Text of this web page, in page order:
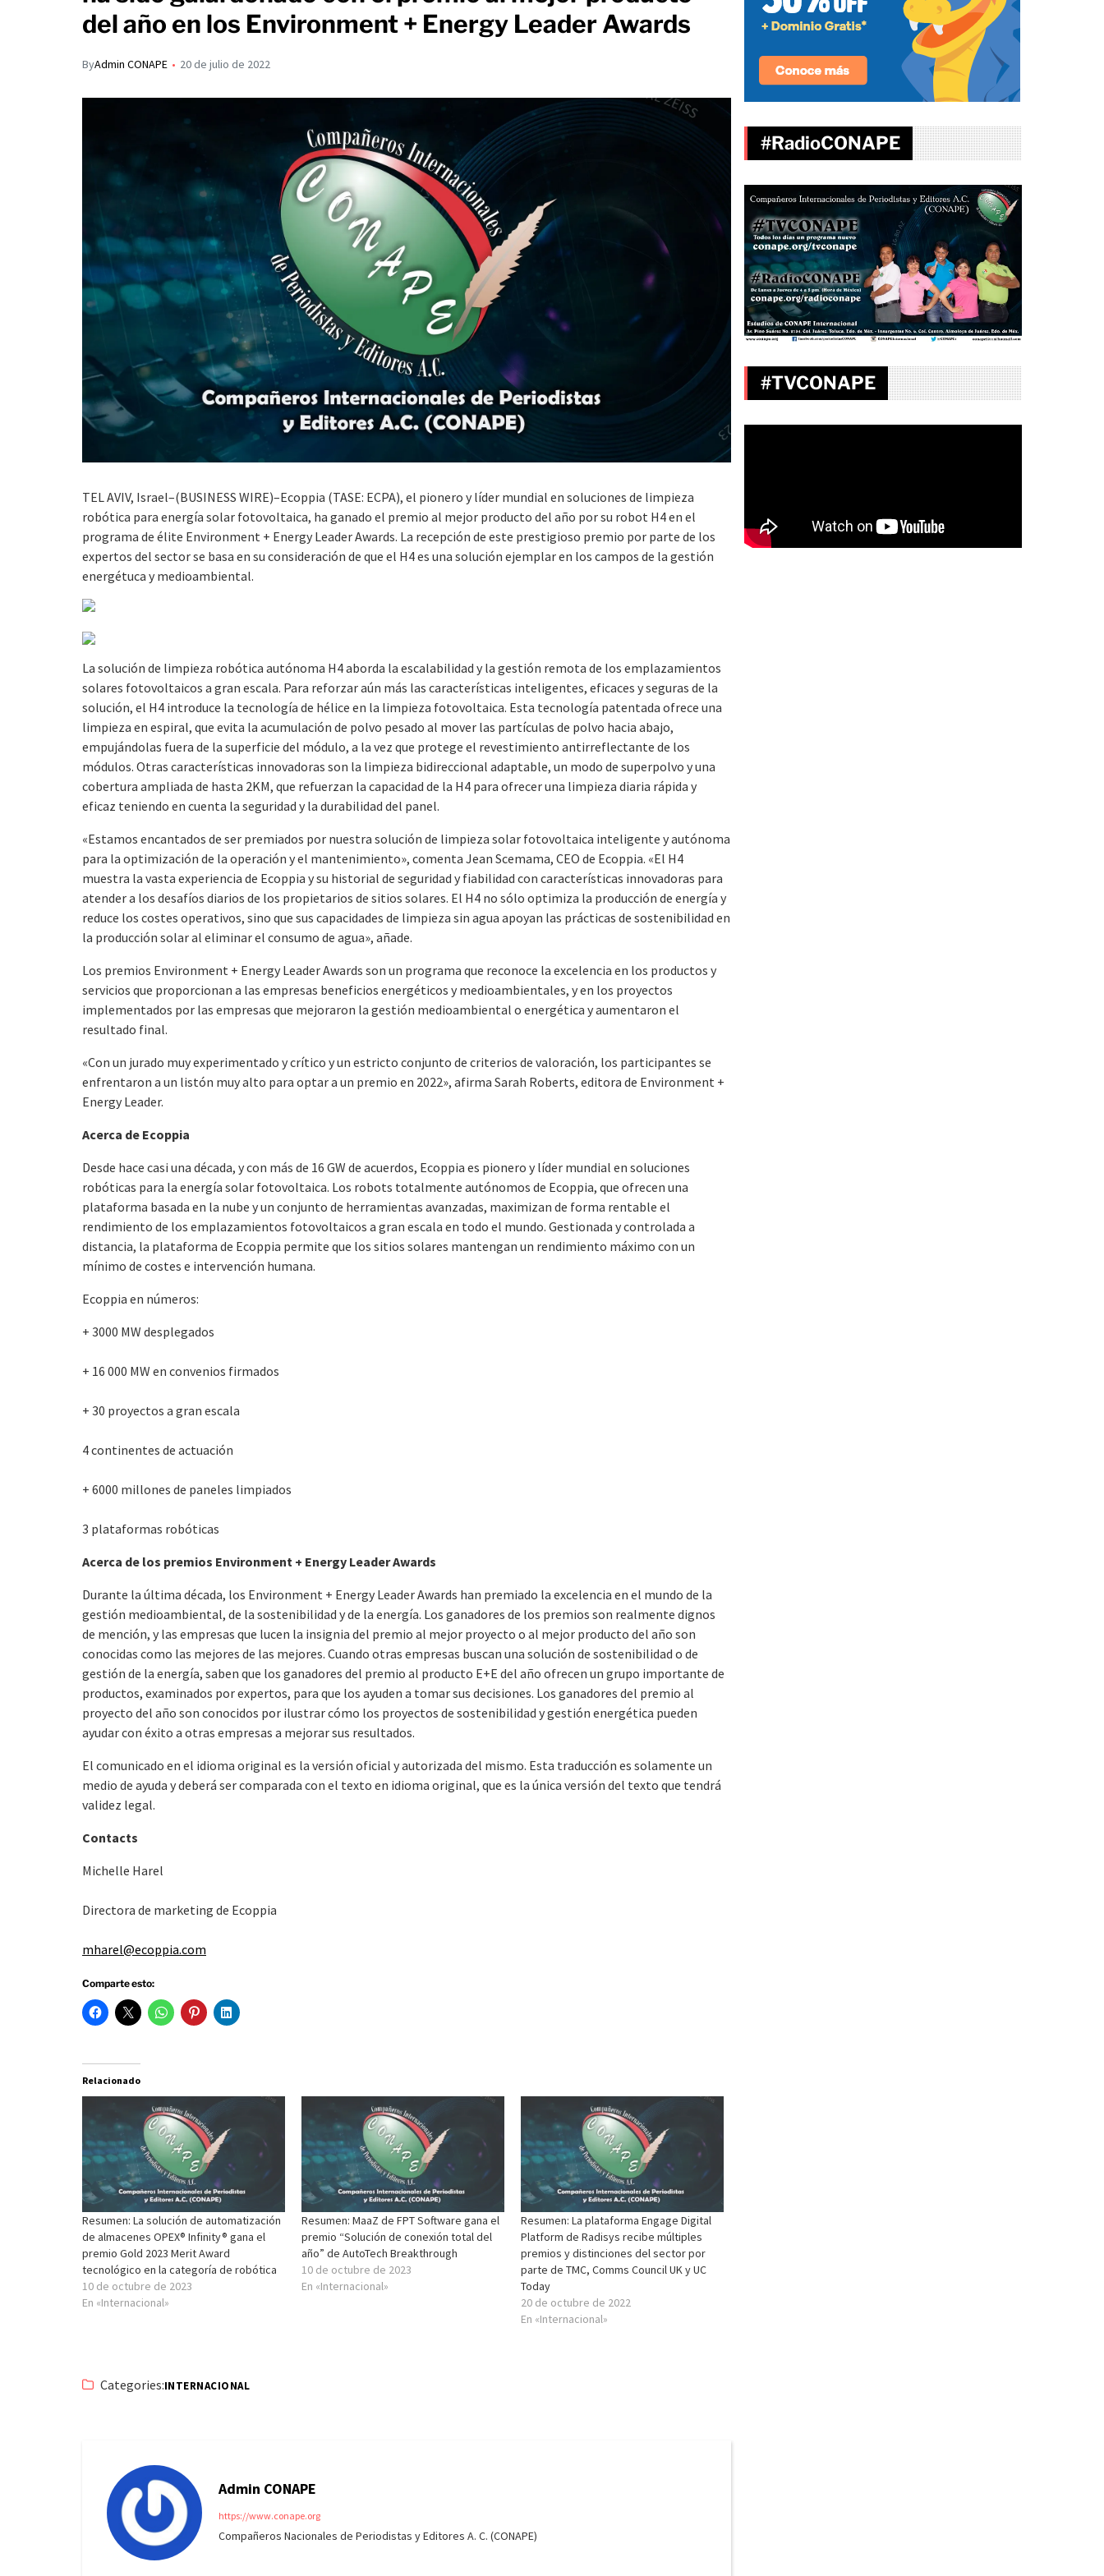
del año en los Environment + Energy Leader Awards
ByAdmin CONAPE 20 de julio de 2022
TEL AVIV, Israel–(BUSINESS WIRE)–Ecoppia (TASE: ECPA), el pionero y líder mundial en soluciones de limpieza
robótica para energía solar fotovoltaica, ha ganado el premio al mejor producto del año por su robot H4 en el
programa de élite Environment + Energy Leader Awards. La recepción de este prestigioso premio por parte de los
expertos del sector se basa en su consideración de que el H4 es una solución ejemplar en los campos de la gestión
energétuca y medioambiental.
La solución de limpieza robótica autónoma H4 aborda la escalabilidad y la gestión remota de los emplazamientos
solares fotovoltaicos a gran escala. Para reforzar aún más las características inteligentes, eficaces y seguras de la
solución, el H4 introduce la tecnología de hélice en la limpieza fotovoltaica. Esta tecnología patentada ofrece una
limpieza en espiral, que evita la acumulación de polvo pesado al mover las partículas de polvo hacia abajo,
empujándolas fuera de la superficie del módulo, a la vez que protege el revestimiento antirreflectante de los
módulos. Otras características innovadoras son la limpieza bidireccional adaptable, un modo de superpolvo y una
cobertura ampliada de hasta 2KM, que refuerzan la capacidad de la H4 para ofrecer una limpieza diaria rápida y
eficaz teniendo en cuenta la seguridad y la durabilidad del panel.
«Estamos encantados de ser premiados por nuestra solución de limpieza solar fotovoltaica inteligente y autónoma
para la optimización de la operación y el mantenimiento», comenta Jean Scemama, CEO de Ecoppia. «El H4
muestra la vasta experiencia de Ecoppia y su historial de seguridad y fiabilidad con características innovadoras para
atender a los desafíos diarios de los propietarios de sitios solares. El H4 no sólo optimiza la producción de energía y
reduce los costes operativos, sino que sus capacidades de limpieza sin agua apoyan las prácticas de sostenibilidad en
la producción solar al eliminar el consumo de agua», añade.
Los premios Environment + Energy Leader Awards son un programa que reconoce la excelencia en los productos y
servicios que proporcionan a las empresas beneficios energéticos y medioambientales, y en los proyectos
implementados por las empresas que mejoraron la gestión medioambiental o energética y aumentaron el
resultado final.
«Con un jurado muy experimentado y crítico y un estricto conjunto de criterios de valoración, los participantes se
enfrentaron a un listón muy alto para optar a un premio en 2022», afirma Sarah Roberts, editora de Environment +
Energy Leader.
Acerca de Ecoppia
Desde hace casi una década, y con más de 16 GW de acuerdos, Ecoppia es pionero y líder mundial en soluciones
robóticas para la energía solar fotovoltaica. Los robots totalmente autónomos de Ecoppia, que ofrecen una
plataforma basada en la nube y un conjunto de herramientas avanzadas, maximizan de forma rentable el
rendimiento de los emplazamientos fotovoltaicos a gran escala en todo el mundo. Gestionada y controlada a
distancia, la plataforma de Ecoppia permite que los sitios solares mantengan un rendimiento máximo con un
mínimo de costes e intervención humana.
Ecoppia en números:
+ 3000 MW desplegados
+ 16 000 MW en convenios firmados
+ 30 proyectos a gran escala
4 continentes de actuación
+ 6000 millones de paneles limpiados
3 plataformas robóticas
Acerca de los premios Environment + Energy Leader Awards
Durante la última década, los Environment + Energy Leader Awards han premiado la excelencia en el mundo de la
gestión medioambiental, de la sostenibilidad y de la energía. Los ganadores de los premios son realmente dignos
de mención, y las empresas que lucen la insignia del premio al mejor proyecto o al mejor producto del año son
conocidas como las mejores de las mejores. Cuando otras empresas buscan una solución de sostenibilidad o de
gestión de la energía, saben que los ganadores del premio al producto E+E del año ofrecen un grupo importante de
productos, examinados por expertos, para que los ayuden a tomar sus decisiones. Los ganadores del premio al
proyecto del año son conocidos por ilustrar cómo los proyectos de sostenibilidad y gestión energética pueden
ayudar con éxito a otras empresas a mejorar sus resultados.
El comunicado en el idioma original es la versión oficial y autorizada del mismo. Esta traducción es solamente un
medio de ayuda y deberá ser comparada con el texto en idioma original, que es la única versión del texto que tendrá
validez legal.
Contacts
Michelle Harel
Directora de marketing de Ecoppia
mharel@ecoppia.com
Comparte esto:
Relacionado
Resumen: La solución de automatización
de almacenes OPEX® Infinity® gana el
premio Gold 2023 Merit Award
tecnológico en la categoría de robótica
10 de octubre de 2023
En «Internacional»
Resumen: MaaZ de FPT Software gana el
premio “Solución de conexión total del
año” de AutoTech Breakthrough
10 de octubre de 2023
En «Internacional»
Resumen: La plataforma Engage Digital
Platform de Radisys recibe múltiples
premios y distinciones del sector por
parte de TMC, Comms Council UK y UC
Today
20 de octubre de 2022
En «Internacional»
Categories:INTERNACIONAL
Admin CONAPE
https://www.conape.org
Compañeros Nacionales de Periodistas y Editores A. C. (CONAPE)
#RadioCONAPE
#TVCONAPE